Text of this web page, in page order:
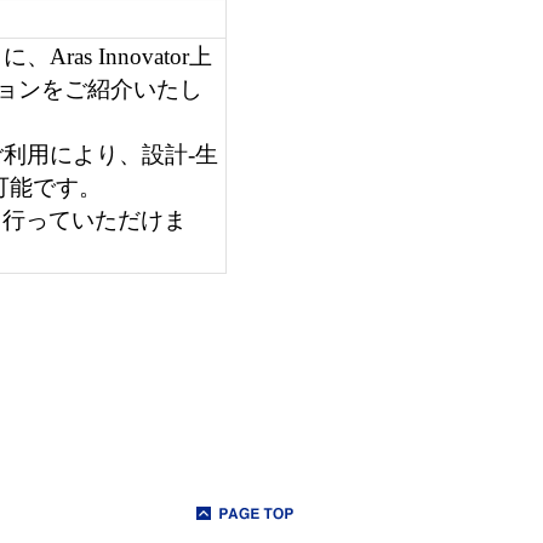
、 Aras Innovator上
ンをご紹介いたし
用により、設計-生
です。
っていただけま